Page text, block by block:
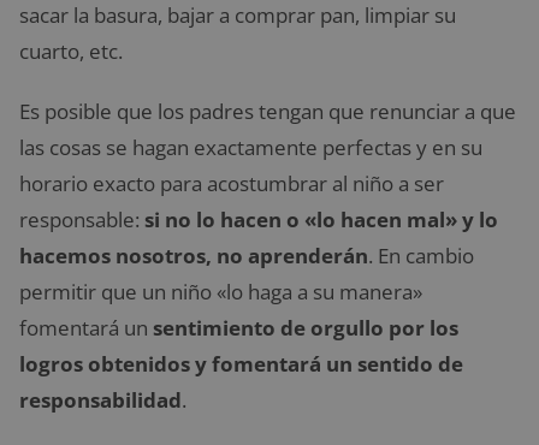
sacar la basura, bajar a comprar pan, limpiar su
cuarto, etc.
Es posible que los padres tengan que renunciar a que
las cosas se hagan exactamente perfectas y en su
horario exacto para acostumbrar al niño a ser
responsable: si no lo hacen o «lo hacen mal» y lo
hacemos nosotros, no aprenderán. En cambio
permitir que un niño «lo haga a su manera»
fomentará un sentimiento de orgullo por los
logros obtenidos y fomentará un sentido de
responsabilidad.